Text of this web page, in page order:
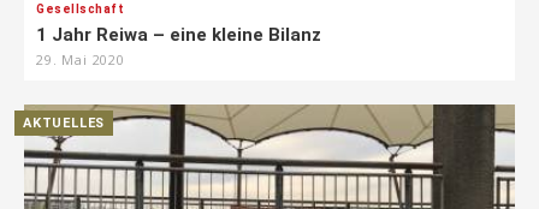
Gesellschaft
1 Jahr Reiwa – eine kleine Bilanz
29. Mai 2020
AKTUELLES